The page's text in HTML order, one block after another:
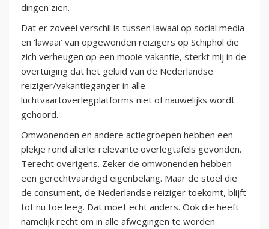
dingen zien.
Dat er zoveel verschil is tussen lawaai op social media
en ‘lawaai’ van opgewonden reizigers op Schiphol die
zich verheugen op een mooie vakantie, sterkt mij in de
overtuiging dat het geluid van de Nederlandse
reiziger/vakantieganger in alle
luchtvaartoverlegplatforms niet of nauwelijks wordt
gehoord.
Omwonenden en andere actiegroepen hebben een
plekje rond allerlei relevante overlegtafels gevonden.
Terecht overigens. Zeker de omwonenden hebben
een gerechtvaardigd eigenbelang. Maar de stoel die
de consument, de Nederlandse reiziger toekomt, blijft
tot nu toe leeg. Dat moet echt anders. Ook die heeft
namelijk recht om in alle afwegingen te worden